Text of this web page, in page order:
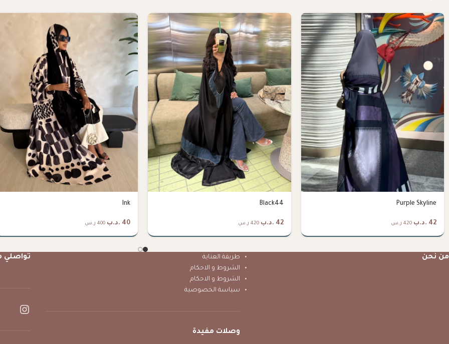
Purple Skyline
42 .د.ب 420 ر.س
Black44
42 .د.ب 420 ر.س
Ink
40 .د.ب 400 ر.س
من نحن
طريقة العناية
الشروط و الاحكام
الشروط و الاحكام
سياسة الخصوصية
وصلات مفيدة
تواصلي